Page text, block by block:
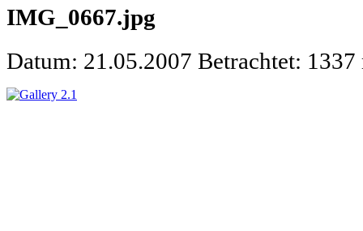
IMG_0667.jpg
Datum: 21.05.2007 Betrachtet: 1337